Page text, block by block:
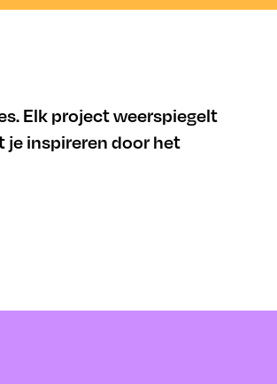
Elk project weerspiegelt
je inspireren door het